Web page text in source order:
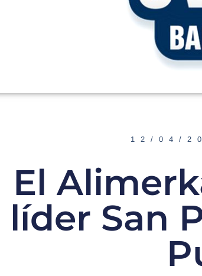
12/04/
El
líder San